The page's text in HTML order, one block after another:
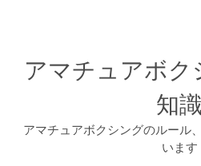
アマチュアボク
知識
アマチュアボクシングのルール
います